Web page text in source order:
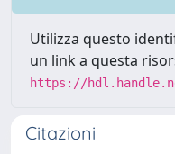
Utilizza questo
un link a questa
https://
Citazioni